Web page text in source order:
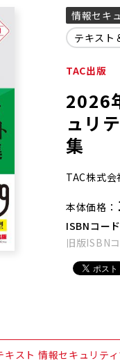
情報セキ
テキスト
TAC出版
2026
ュリ
集
TAC株式
本体価格
ISBNコード
旧版ISBN
スト 情報セキュリテ